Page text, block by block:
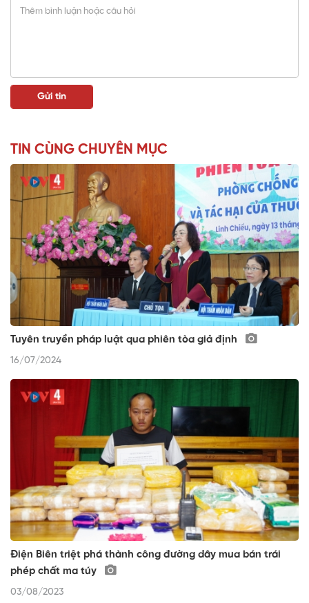
TIN CÙNG CHUYÊN MỤC
Tuyên truyền pháp luật qua phiên tòa giả định
16/07/2024
Điện Biên triệt phá thành công đường dây mua bán trái
phép chất ma túy
03/08/2023